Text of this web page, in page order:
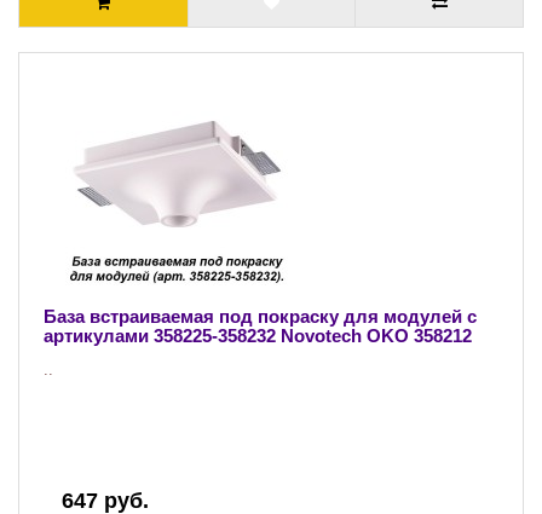
База встраиваемая под покраску для модулей с
артикулами 358225-358232 Novotech OKO 358212
..
647 руб.